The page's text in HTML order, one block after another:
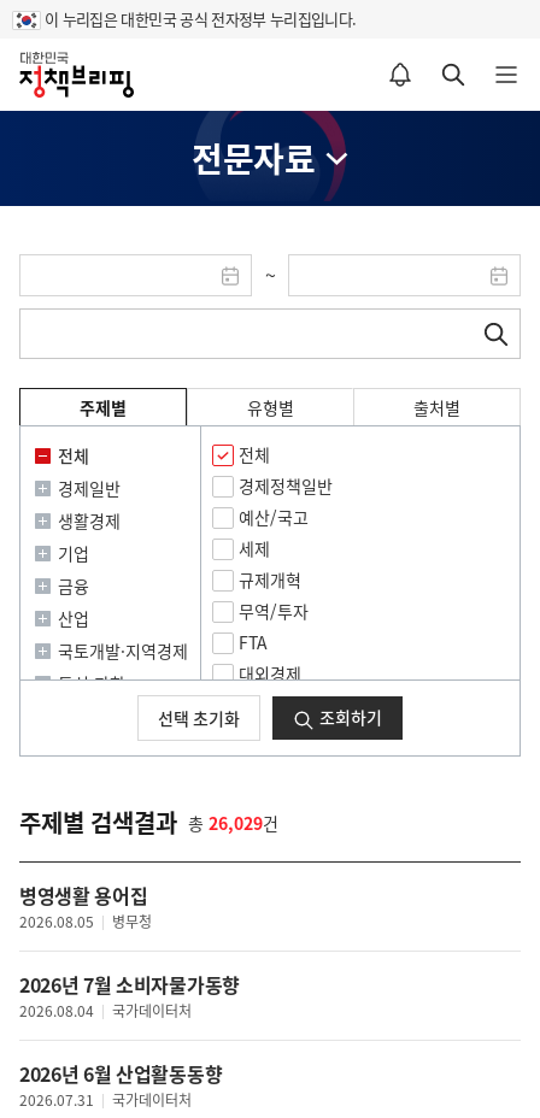
이 누리집은 대한민국 공식 전자정부 누리집입니다.
홈
알림설정 바로가기 검색 바로가기 메뉴 열기
전문자료
검
색
시
년
월
입
력
시
작
력
팝
업
이
미
지
~ 검
색
마
막
년
월
일
력
끝
날
짜
팝
폼
어
검
색
주제별 유형별
출처별
전체
경제일반
생활경제
기업
금융
산업
국토개발·지역경제
통신·과학
보건·위생
문화일반
문화콘텐츠
관광
체육
외교
안보
전체
경제정책일반
예산/국고
세제
규제개혁
무역/투자
FTA
대외경제
기타(경제일반)
소비생활
창업
물가
중소기업
대기업
선택 초기화 조회하기
주제별 검색결과 총26,029건
병영생활 용어집
2026.08.05 병무청
2026년 7월 소비자물가동향
2026.08.04 국가데이터처
2026년 6월 산업활동동향
2026.07.31 국가데이터처